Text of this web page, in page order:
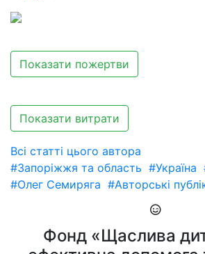
Показати пожертви
Показати витрати
Всі статті цього автора
#Запоріжжя та область #Україна
#Олег Семиряга #Авторські
Фонд «Щаслива